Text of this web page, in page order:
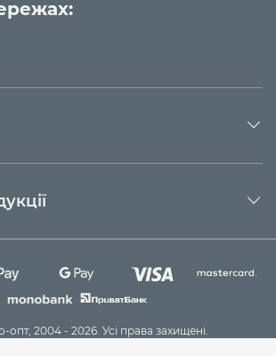
опт, 2004 - 2026. Усі права захищені.